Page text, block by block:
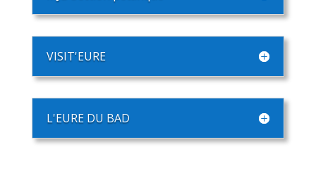
VISIT'EURE
L'EURE DU BAD